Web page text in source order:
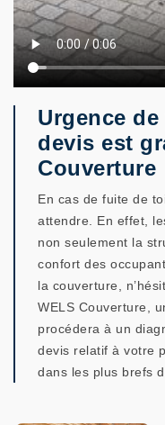
Urgence
devis est
Couverture
En cas de fuite de
attendre. En effet,
non seulement la
confort des
la couverture,
WELS Couverture,
procédera à un
devis relatif à votre
dans les plus brefs